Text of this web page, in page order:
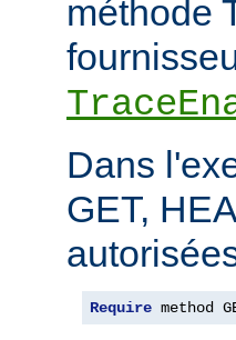
méthode
Dans
GET,
Require method